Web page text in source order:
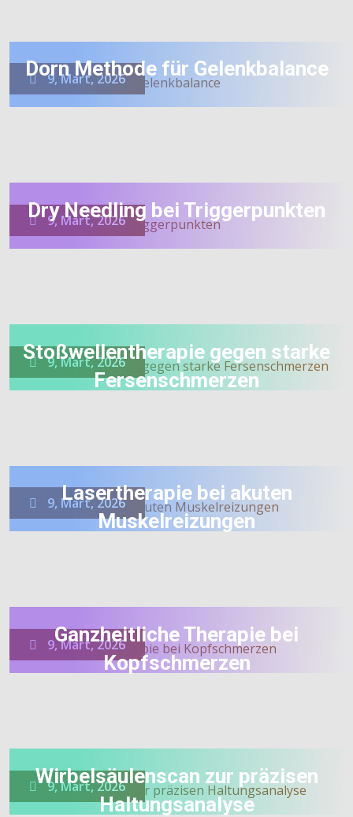
9, Mart, 2026
Dorn Methode für Gelenkbalance
9, Mart, 2026
Dry Needling bei Triggerpunkten
9, Mart, 2026
Stoßwellentherapie gegen starke
Fersenschmerzen
9, Mart, 2026
Lasertherapie bei akuten
Muskelreizungen
9, Mart, 2026
Ganzheitliche Therapie bei
Kopfschmerzen
9, Mart, 2026
Wirbelsäulenscan zur präzisen
Haltungsanalyse